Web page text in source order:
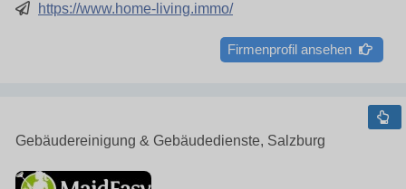
https://www.home-living.immo/
Firmenprofil ansehen
Gebäudereinigung & Gebäudedienste, Salzburg